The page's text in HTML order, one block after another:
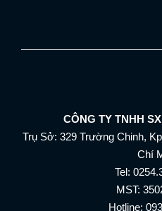
CÔNG TY TNHH
Trụ Sở: 329 Trường Chinh,
Chí
Tel:
MST:
Hotline: